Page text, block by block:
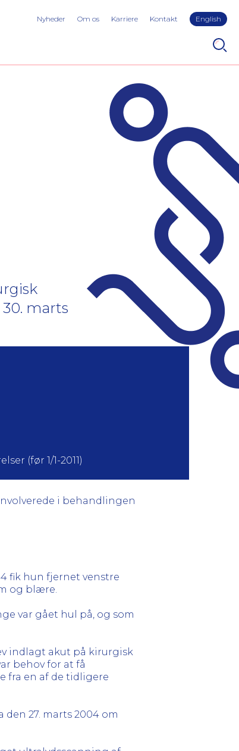
Nyheder Om os Karriere Kontakt English
marts
(før 1/1-2011)
i behandlingen
fik hun fjernet venstre
og blære.
var gået hul på, og som
indlagt akut på kirurgisk
behov for at få
fra en af de tidligere
27. marts 2004 om